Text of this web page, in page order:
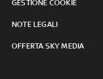
GESTIONE COOKIE
NOTE LEGALI
OFFERTA SKY MEDIA